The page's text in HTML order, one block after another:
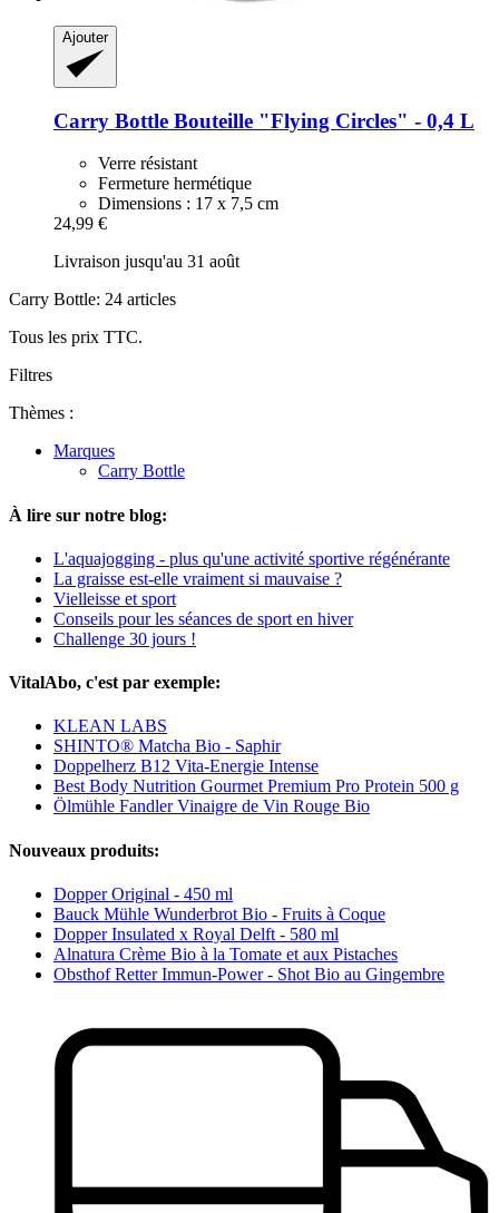
Ajouter
Carry Bottle Bouteille "Flying Circles" -​ 0,4 L
Verre résistant
Fermeture hermétique
Dimensions : 17 x 7,5 cm
24,99 €
Livraison jusqu'au 31 août
Carry Bottle: 24 articles
Tous les prix TTC.
Filtres
Thèmes :
Marques
Carry Bottle
À lire sur notre blog:
L'aquajogging - plus qu'une activité sportive régénérante
La graisse est-elle vraiment si mauvaise ?
Vielleisse et sport
Conseils pour les séances de sport en hiver
Challenge 30 jours !
VitalAbo, c'est par exemple:
KLEAN LABS
SHINTO® Matcha Bio - Saphir
Doppelherz B12 Vita-Energie Intense
Best Body Nutrition Gourmet Premium Pro Protein 500 g
Ölmühle Fandler Vinaigre de Vin Rouge Bio
Nouveaux produits:
Dopper Original - 450 ml
Bauck Mühle Wunderbrot Bio - Fruits à Coque
Dopper Insulated x Royal Delft - 580 ml
Alnatura Crème Bio à la Tomate et aux Pistaches
Obsthof Retter Immun-Power - Shot Bio au Gingembre